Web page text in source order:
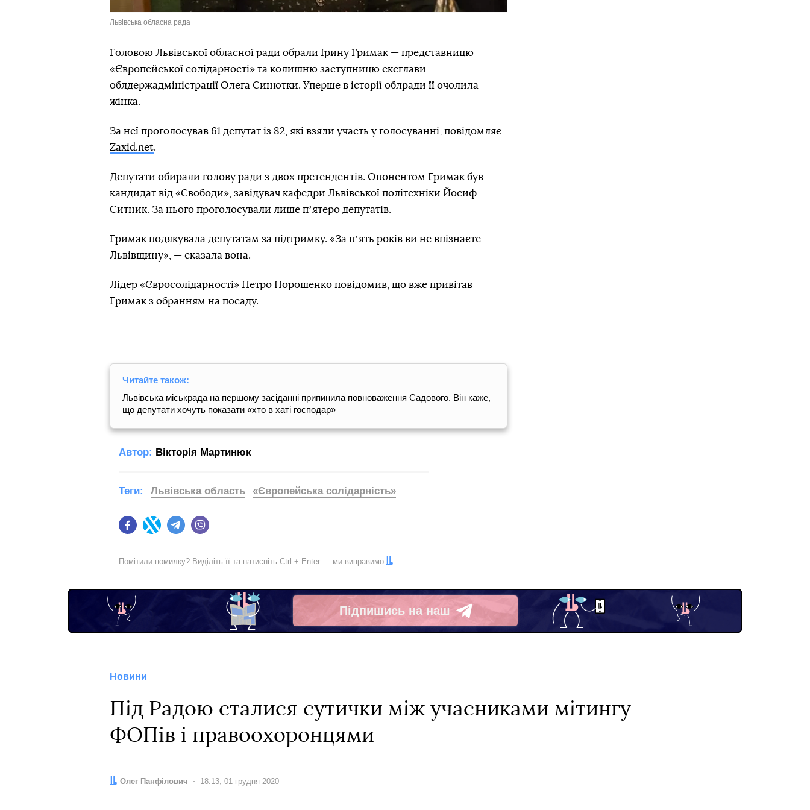
Львівська обласна рада
Головою Львівської обласної ради обрали Ірину Гримак — представницю
«Європейської солідарності» та колишню заступницю ексглави
облдержадміністрації Олега Синютки. Уперше в історії облради її очолила
жінка.
За неї проголосував 61 депутат із 82, які взяли участь у голосуванні, повідомляє
Zaxid.net.
Депутати обирали голову ради з двох претендентів. Опонентом Гримак був
кандидат від «Свободи», завідувач кафедри Львівської політехніки Йосиф
Ситник. За нього проголосували лише пʼятеро депутатів.
Гримак подякувала депутатам за підтримку. «За пʼять років ви не впізнаєте
Львівщину», — сказала вона.
Лідер «Євросолідарності» Петро Порошенко повідомив, що вже привітав
Гримак з обранням на посаду.
Читайте також:
Львiвська мiськрaда на першому засіданні припинила повноваження Садового. Він каже,
що депутати хочуть показати «хто в хаті господар»
Автор: Вікторія Мартинюк
FacebookTwitter Telegram
Теги: Львівська область «Європейська солідарність»
Помітили помилку? Виділіть її та натисніть Ctrl + Enter — ми виправимо
Підпишись на наш
Telegram
Новини
Під Радою сталися сутички між учасниками мітингу
ФОПів і правоохоронцями
Автор:
Олег Панфілович Дата:
18:13, 01 грудня 2020